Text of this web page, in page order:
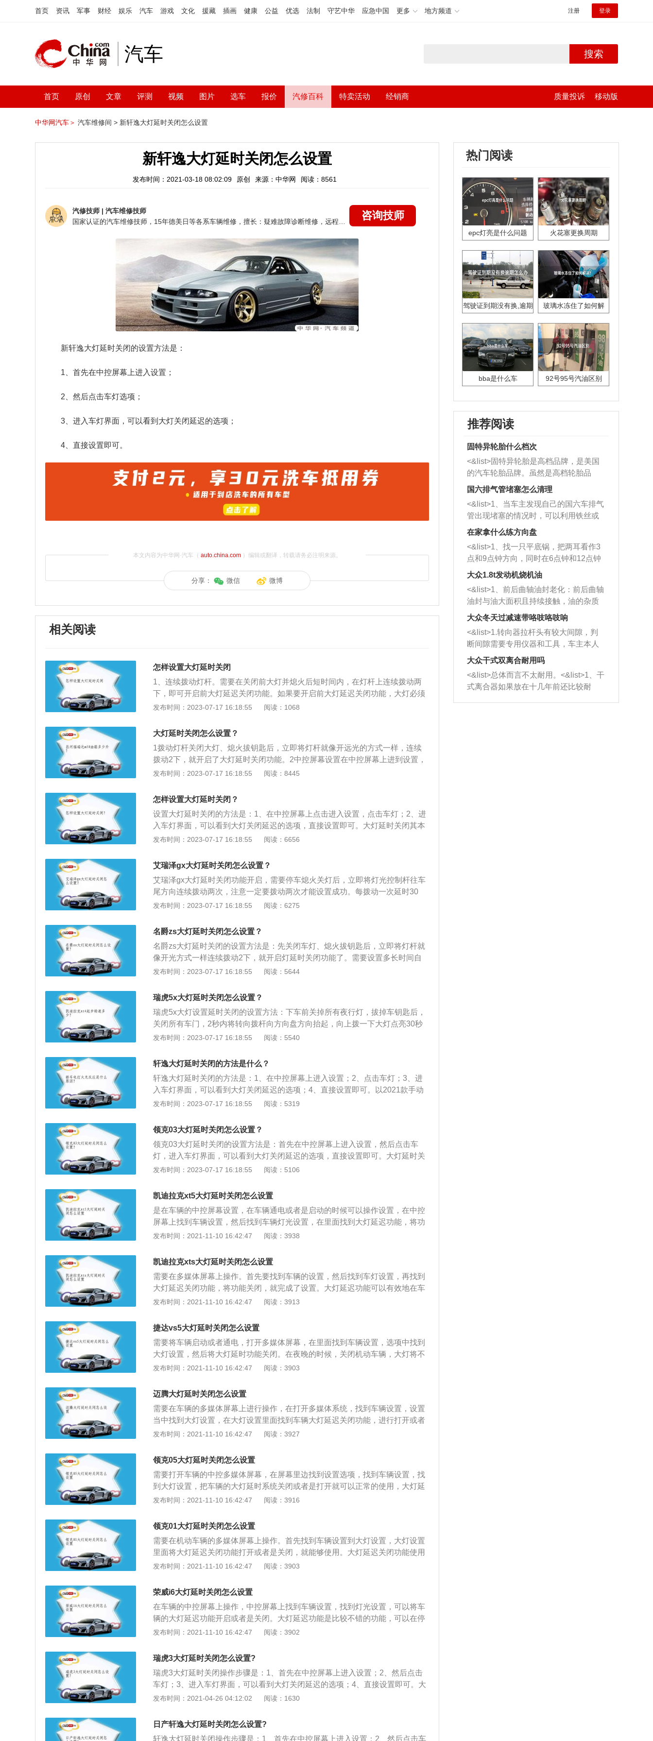
首页 资讯 军事 财经 娱乐 汽车 游戏 文化 援藏 插画 健康 公益 优选 法制 守艺中华 应急中国 更多 地方频道 注册 登录
汽车 搜索
首页 原创 文章 评测 视频 图片 选车 报价 汽修百科 特卖活动 经销商 质量投诉 移动版
中华网汽车＞ 汽车维修间 > 新轩逸大灯延时关闭怎么设置
新轩逸大灯延时关闭怎么设置
发布时间：2021-03-18 08:02:09 原创 来源：中华网 阅读：8561
汽修技师 | 汽车维修技师
咨询技师
新轩逸大灯延时关闭的设置方法是：
1、首先在中控屏幕上进入设置；
2、然后点击车灯选项；
3、进入车灯界面，可以看到大灯关闭延迟的选项；
4、直接设置即可。
本文内容为中华网·汽车（ auto.china.com）编辑或翻译，转载请务必注明来源。
分享： 微信 微博
相关阅读
怎样设置大灯延时关闭
1、连续拨动灯杆。需要在关闭前大灯并熄火后短时间内，在灯杆上连续拨动两
下，即可开启前大灯延迟关闭功能。如果要开启前大灯延迟关闭功能，大灯必须
处于AUTO模式。2、中控设置。在车辆中控屏幕上进入设置，点击车灯选项，进
照灯。可以将点火开关转到“关闭”位置，在45秒内关闭前照灯，当前照灯开关关
闭时，大灯延迟关闭功能就会开始。开启大灯延时关闭功能后，头灯会在车辆熄
火后延时关闭，为车主下车后提供一段时间的外部照明。这个功能在没有路灯的
地方比较方便，可以提供照明作用。大灯延迟关闭功能是一项比较人性化的设
计，当车辆停在光线不好的地方时，可以确保驾驶人员及乘车人员的安全性。
发布时间：2023-07-17 16:18:55 阅读：1068
大灯延时关闭怎么设置？
1拨动灯杆关闭大灯、熄火拔钥匙后，立即将灯杆就像开远光的方式一样，连续
拨动2下，就开启了大灯延时关闭功能。2中控屏幕设置在中控屏幕上进到设置，
点击车灯，进到车灯界面，可以看到大灯关闭延迟的选项，直接设置即可。
发布时间：2023-07-17 16:18:55 阅读：8445
怎样设置大灯延时关闭？
设置大灯延时关闭的方法是：1、在中控屏幕上点击进入设置，点击车灯；2、进
入车灯界面，可以看到大灯关闭延迟的选项，直接设置即可。大灯延时关闭其本
质就是头灯在车辆熄火后的延时关闭功能，为车主下车后提供一段时间的外部照
灯安全照明，若需要激活延时功能，可在大灯仍然开启时将点火开关置于OFF
（关闭）位置，然后在45秒种内将大灯关闭。
发布时间：2023-07-17 16:18:55 阅读：6656
艾瑞泽gx大灯延时关闭怎么设置？
艾瑞泽gx大灯延时关闭功能开启，需要停车熄火关灯后，立即将灯光控制杆往车
尾方向连续拨动两次，注意一定要拨动两次才能设置成功。每拨动一次延时30
秒，再拨动又增加30秒，所以艾瑞泽gx大灯延时关闭时间为60秒。更多相关资料
为车主下车后提供一段时间的外部照明，此功能针对没有路灯的情况下非常方
便，此延时关闭功能起到了照明的作用。有些车也将此功能称之为“伴我回家”。2.
艾瑞泽GX是在2018年推出的新车，其定位比同门的艾瑞泽5略高，轴距虽与艾瑞
泽5一致，但是车身长度却是比艾瑞泽5稍长，另外艾瑞泽GX支持更加先进的智
能化配置、动力系统方面也相对艾瑞泽5多了1.5T的车型供选择。目前艾瑞泽GX
形细节进行调整和多媒体系统上的增配。
发布时间：2023-07-17 16:18:55 阅读：6275
名爵zs大灯延时关闭怎么设置？
名爵zs大灯延时关闭的设置方法是：先关闭车灯、熄火拔钥匙后，立即将灯杆就
像开光方式一样连续拨动2下，就开启灯延时关闭功能了。需要设置多长时间自
动熄灭大灯，可以在仪表盘的设置里面找到，根据个人习惯和需要设置时间。名
阿里新一代斑马智行3.0，能为车主提供一系列便利实用的功能，同时具备高端小
型suv中率先采用的L2级自动驾驶技术。
发布时间：2023-07-17 16:18:55 阅读：5644
瑞虎5x大灯延时关闭怎么设置？
瑞虎5x大灯设置延时关闭的设置方法：下车前关掉所有夜行灯，拔掉车钥匙后，
关闭所有车门，2秒内将转向拨杆向方向盘方向抬起，向上拨一下大灯点亮30秒
后熄灭，拨两下大灯亮60秒后熄灭，最多拨动4次，最长点亮120秒。瑞虎5x的长
座SUV，搭载了1.5L涡轮增压发动机，最大功率115kw，最大扭矩230nm，环保
标准符合国VI排放标准。
发布时间：2023-07-17 16:18:55 阅读：5540
轩逸大灯延时关闭的方法是什么？
轩逸大灯延时关闭的方法是：1、在中控屏幕上进入设置；2、点击车灯；3、进
入车灯界面，可以看到大灯关闭延迟的选项；4、直接设置即可。以2021款手动
舒适版轩逸为例，其车身长宽高分别是：4631mm、1760mm、1503mm，轴距
1.6l自然吸气发动机，最大马力是122ps，最大功率是90kw，最大扭矩是155n
m，与其匹配的是5挡手动变速箱。
发布时间：2023-07-17 16:18:55 阅读：5319
领克03大灯延时关闭怎么设置？
领克03大灯延时关闭的设置方法是：首先在中控屏幕上进入设置，然后点击车
灯，进入车灯界面，可以看到大灯关闭延迟的选项，直接设置即可。大灯延时关
闭的本质就是头灯在车辆熄火后的延时关闭功能，为车主下车后提供一段时间的
一款轿车，该车搭载是2.0T版的发动机。该车的车身尺寸长宽高分别是4657m
m、1840mm、1460mm。
发布时间：2023-07-17 16:18:55 阅读：5106
凯迪拉克xt5大灯延时关闭怎么设置
是在车辆的中控屏幕设置，在车辆通电或者是启动的时候可以操作设置，在中控
屏幕上找到车辆设置，然后找到车辆灯光设置，在里面找到大灯延迟功能，将功
能关闭，在车辆熄火的时候，灯光就会关闭。凯迪拉克旗下的xt5车型是一款中型
机，匹配的是9挡手自一体变速箱。机动车辆目前是有两驱版本和四驱版本可以
选择，机动车辆的能源类型使用的是汽油加氢混系统，车辆的车身结构是一款5
门5座的SUV车型。
发布时间：2021-11-10 16:42:47 阅读：3938
凯迪拉克xts大灯延时关闭怎么设置
需要在多媒体屏幕上操作。首先要找到车辆的设置，然后找到车灯设置，再找到
大灯延迟关闭功能，将功能关闭，就完成了设置。大灯延迟功能可以有效地在车
辆锁定之后让大灯发出亮度来照亮地面。上汽通用品牌旗下的凯迪拉克xts车型是
的是手自一体变速箱机动车辆的驱动方式，目前只有两驱版本可以选择，车辆的
能源类型使用的是汽油，车辆的车身结构是4门5座的车型。
发布时间：2021-11-10 16:42:47 阅读：3913
捷达vs5大灯延时关闭怎么设置
需要将车辆启动或者通电，打开多媒体屏幕，在里面找到车辆设置，选项中找到
大灯设置，然后将大灯延时功能关闭。在夜晚的时候，关闭机动车辆，大灯将不
再有延迟关闭功能，会直接熄灭。一汽大众捷达旗下的捷达vs5车型是一款紧凑
T涡轮增压发动机，匹配的是5档手动变速箱和6档手自一体变速箱。机动车辆使
用的是两驱版本，车辆使用的是汽油，是一款5门5座的SUV。
发布时间：2021-11-10 16:42:47 阅读：3903
迈腾大灯延时关闭怎么设置
需要在车辆的多媒体屏幕上进行操作，在打开多媒体系统，找到车辆设置，设置
当中找到大灯设置，在大灯设置里面找到车辆大灯延迟关闭功能，进行打开或者
是关闭，就可以设置此功能。一汽大众品牌旗下的迈腾车型是一款三厢车型，车
发动机，分别匹配的是7挡干式双离合变速箱和7挡湿式双离合变速箱。机动车辆
目前只有两驱版本，车辆的车身结构是一款4门5座的三厢车型。
发布时间：2021-11-10 16:42:47 阅读：3927
领克05大灯延时关闭怎么设置
需要打开车辆的中控多媒体屏幕，在屏幕里边找到设置选项，找到车辆设置，找
到大灯设置，把车辆的大灯延时系统关闭或者是打开就可以正常的使用，大灯延
时关闭系统的正常使用不会对车辆造成任何的影响。机动车辆大灯延迟关闭是关
的照明，此功能没有路灯的路段或者是路况较黑的路段，使用相对比较方便，是
在部分的中高配车型上面才有的配置。
发布时间：2021-11-10 16:42:47 阅读：3916
领克01大灯延时关闭怎么设置
需要在机动车辆的多媒体屏幕上操作。首先找到车辆设置到大灯设置，大灯设置
里面将大灯延迟关闭功能打开或者是关闭，就能够使用。大灯延迟关闭功能使用
是比较方便的，可以在车辆锁车之后照亮道路。领克品牌旗下的领克01车型，是
较高，搭载了ACC自适应巡航、车辆自动刹车功能、全景影像功能、倒车侧方辅
助功能、盲点监测功能以及其他17项智能驾驶辅助技术。
发布时间：2021-11-10 16:42:47 阅读：3903
荣威i6大灯延时关闭怎么设置
在车辆的中控屏幕上操作，中控屏幕上找到车辆设置，找到灯光设置，可以将车
辆的大灯延迟功能开启或者是关闭。大灯延迟功能是比较不错的功能，可以在停
车之后有效照亮地面，提高安全性。上汽通用品牌旗下的荣威I6车辆的车身长度4
是115毫米。机动车辆的车身结构是4门5座的三厢车型，车辆的油箱容积是45
升，行李箱容积467升，车辆的整车质保是三年或者10万公里，质保以先到的数
值为准。
发布时间：2021-11-10 16:42:47 阅读：3902
瑞虎3大灯延时关闭怎么设置?
瑞虎3大灯延时关闭操作步骤是：1、首先在中控屏幕上进入设置；2、然后点击
车灯；3、进入车灯界面，可以看到大灯关闭延迟的选项；4、直接设置即可。大
灯延时关闭也称为伴我回家功能，其本质就是头灯在车辆熄火后的延时关闭功
开车前盖，找到车灯泡，并拍照记录车灯安装的样子；2、然后用力拔出蓝色线
圈的灯泡电源线，蓝色圈内是灯座，这个灯座稍微用力。直接拔下来露出灯尾，
发布时间：2021-04-26 04:12:02 阅读：1630
日产轩逸大灯延时关闭怎么设置?
轩逸大灯延时关闭操作步骤是：1、首先在中控屏幕上进入设置；2、然后点击车
热门阅读
epc灯亮是什么问题 火花塞更换周期
驾驶证到期没有换,逾期
玻璃水冻住了如何解
bba是什么车 92号95号汽油区别
推荐阅读
固特异轮胎什么档次
<&list>固特异轮胎是高档品牌，是美国
的汽车轮胎品牌。虽然是高档轮胎品
牌，但是中高低端的轮胎都有生产，这
也是为了更好的开拓市场。
国六排气管堵塞怎么清理
<&list>1、当车主发现自己的国六车排气
管出现堵塞的情况时，可以利用铁丝或
者是细棍，直接将杂物给取出来，如果
堵塞情况比较严重，也可以采取应急措
施。 <&list>2、直接利用木棍将所有的
杂物推到排气管里面的位置处，然后将
三元催化器拆解开，就可以将堵塞的东
西取出来。但如果是因为积碳过多引起
的堵塞，就需要将三元催化器泡在草酸
洗剂对堵塞的情况得到解决，将清洗剂
放在燃油箱中，与燃油混合后，车辆启
动时，就可以和汽油一起进入到燃烧
室，最后形成废气排出，就可以让三元
催化器得到清洗，排气管堵塞的情况就
能够得到解决。
在家拿什么练方向盘
<&list>1、找一只平底锅，把两耳看作3
点和9点钟方向，同时在6点钟和12点钟
方向做一个标记。 <&list>2、双手握住
一圈半的练习，往右同样也要打相同的
圈数。 <&list>3、最后强调要反复练
习，这样就可以形成肌肉记忆，在真实
驾驶车辆时，不需要记忆也能打好方
向。
大众1.8t发动机烧机油
<&list>1、前后曲轴油封老化：前后曲轴
油封与油大面积且持续接触，油的杂质
和发动机内持续温度变化使其密封效果
逐渐减弱，导致渗油或漏油。<&list>2、
活塞间隙过大：积碳会使活塞环与缸体
的间隙扩大，导致机油流入燃烧室中，
造成烧机油。<&list>3、机油粘度。使用
机油粘度过小的话，同样会有烧机油现
象，机油粘度过小具有很好的流动性，
大众冬天过减速带咯吱咯吱响
<&list>1.转向器拉杆头有较大间隙，判
断间隙需要专用仪器和工具，车主本人
无法制作，需要将车辆送到修理厂或4s
店；<&list>2.车辆半轴套管防尘罩破
裂，破裂后会出现漏油现象，使半轴磨
损严重，磨损的半轴容易损坏，产生异
响；<&list>3.稳定器的转向胶套和球头
大众干式双离合耐用吗
<&list>总体而言不太耐用。<&list>1、干
式离合器如果放在十几年前还比较耐